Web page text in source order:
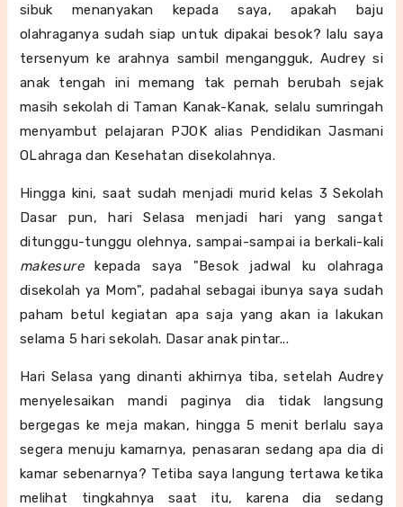
sibuk menanyakan kepada saya, apakah baju
olahraganya sudah siap untuk dipakai besok? lalu saya
tersenyum ke arahnya sambil mengangguk, Audrey si
anak tengah ini memang tak pernah berubah sejak
masih sekolah di Taman Kanak-Kanak, selalu sumringah
menyambut pelajaran PJOK alias Pendidikan Jasmani
OLahraga dan Kesehatan disekolahnya.
Hingga kini, saat sudah menjadi murid kelas 3 Sekolah
Dasar pun, hari Selasa menjadi hari yang sangat
ditunggu-tunggu olehnya, sampai-sampai ia berkali-kali
makesurekepada saya "Besok jadwal ku olahraga
disekolah ya Mom", padahal sebagai ibunya saya sudah
paham betul kegiatan apa saja yang akan ia lakukan
selama 5 hari sekolah. Dasar anak pintar...
Hari Selasa yang dinanti akhirnya tiba, setelah Audrey
menyelesaikan mandi paginya dia tidak langsung
bergegas ke meja makan, hingga 5 menit berlalu saya
segera menuju kamarnya, penasaran sedang apa dia di
kamar sebenarnya? Tetiba saya langung tertawa ketika
melihat tingkahnya saat itu, karena dia sedang